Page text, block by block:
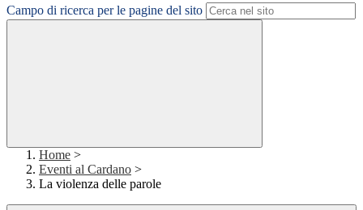
Campo di ricerca per le pagine del sito
Home >
Eventi al Cardano >
La violenza delle parole